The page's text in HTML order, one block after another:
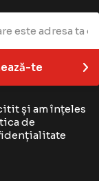
te
și am înțeles
de